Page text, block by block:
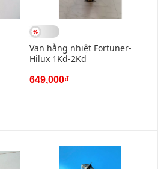
Van hằng nhiệt Fortuner-
Hilux 1Kd-2Kd
649,000₫